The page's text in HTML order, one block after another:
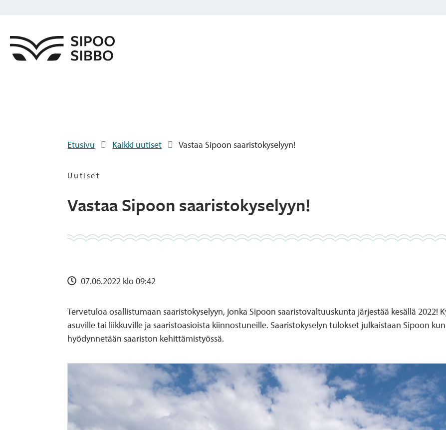
Etusivu Kaikki uutiset Vastaa Sipoon saaristokyselyyn!
Uutiset
Vastaa Sipoon saaristokyselyyn!
07.06.2022 klo 09:42
Tervetuloa osallistumaan saaristokyselyyn, jonka Sipoon saaristovaltuuskunta järjestää kesällä 2022!
asuville tai liikkuville ja saaristoasioista kiinnostuneille. Saaristokyselyn tulokset julkaistaan Sipoon
hyödynnetään saariston kehittämistyössä.